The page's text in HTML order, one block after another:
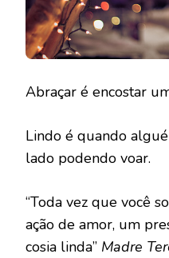
Abraçar é encostar
Lindo é quando
lado podendo voar.
“Toda vez que você
ação de amor, um
cosia linda” Madre